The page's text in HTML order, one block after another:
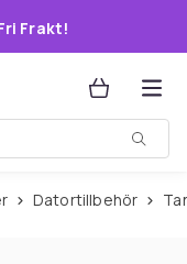
Frakt!
Datortillbehör